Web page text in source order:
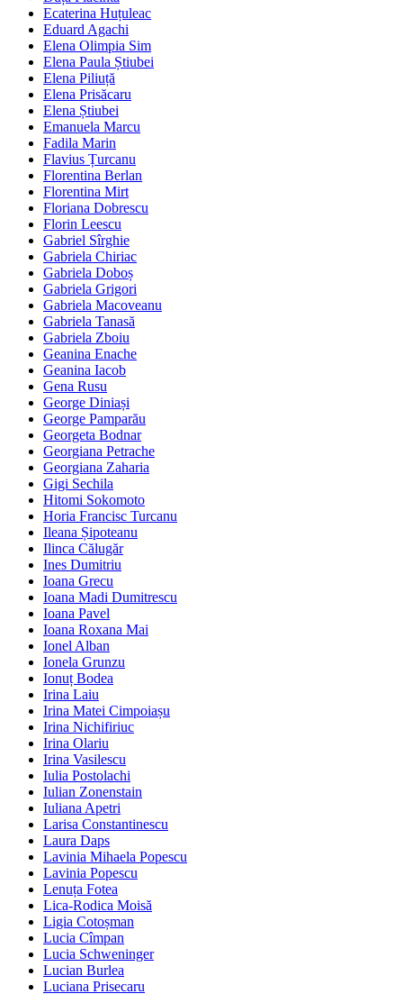
Ecaterina Huțuleac
Eduard Agachi
Elena Olimpia Sim
Elena Paula Știubei
Elena Piliuță
Elena Prisăcaru
Elena Știubei
Emanuela Marcu
Fadila Marin
Flavius Țurcanu
Florentina Berlan
Florentina Mirt
Floriana Dobrescu
Florin Leescu
Gabriel Sîrghie
Gabriela Chiriac
Gabriela Doboș
Gabriela Grigori
Gabriela Macoveanu
Gabriela Tanasă
Gabriela Zboiu
Geanina Enache
Geanina Iacob
Gena Rusu
George Diniași
George Pamparău
Georgeta Bodnar
Georgiana Petrache
Georgiana Zaharia
Gigi Sechila
Hitomi Sokomoto
Horia Francisc Turcanu
Ileana Șipoteanu
Ilinca Călugăr
Ines Dumitriu
Ioana Grecu
Ioana Madi Dumitrescu
Ioana Pavel
Ioana Roxana Mai
Ionel Alban
Ionela Grunzu
Ionuț Bodea
Irina Laiu
Irina Matei Cimpoiașu
Irina Nichifiriuc
Irina Olariu
Irina Vasilescu
Iulia Postolachi
Iulian Zonenstain
Iuliana Apetri
Larisa Constantinescu
Laura Daps
Lavinia Mihaela Popescu
Lavinia Popescu
Lenuța Fotea
Lica-Rodica Moisă
Ligia Cotoșman
Lucia Cîmpan
Lucia Schweninger
Lucian Burlea
Luciana Prisecaru